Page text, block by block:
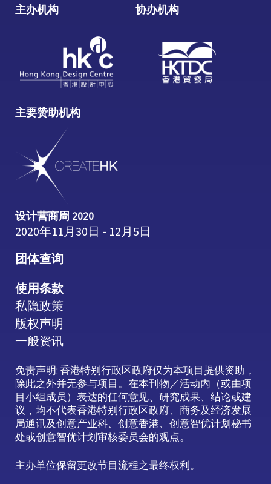
主办机构 协办机构
主要赞助机构
设计营商周 2020
2020年11月30日 - 12月5日
团体查询
使用条款
私隐政策
版权声明
一般资讯
免责声明: 香港特别行政区政府仅为本项目提供资助，
除此之外并无参与项目。在本刊物／活动内（或由项
目小组成员）表达的任何意见、研究成果、结论或建
议，均不代表香港特别行政区政府、商务及经济发展
局通讯及创意产业科、创意香港、创意智优计划秘书
处或创意智优计划审核委员会的观点。
主办单位保留更改节目流程之最终权利。